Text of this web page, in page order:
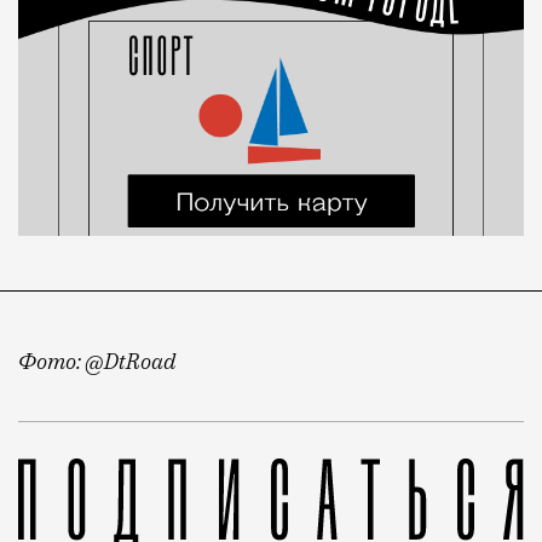
Фото: @DtRoad
О «Зеленом кольце» для велосипедистов, которое